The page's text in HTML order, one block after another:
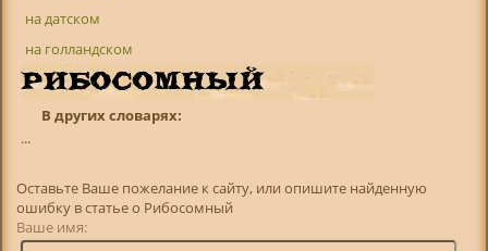
на датском
на голландском
В других словарях:
...
Оставьте Ваше пожелание к сайту, или опишите найденную
ошибку в статье о Рибосомный
Ваше имя: